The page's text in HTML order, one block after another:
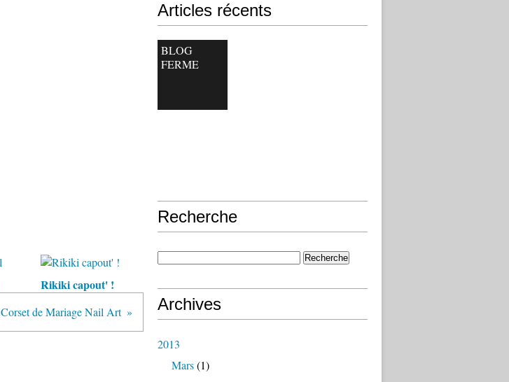
Rikiki capout' !
Corset de Mariage Nail Art
Articles récents
BLOG
FERME
Recherche
Archives
2013
Mars(1)